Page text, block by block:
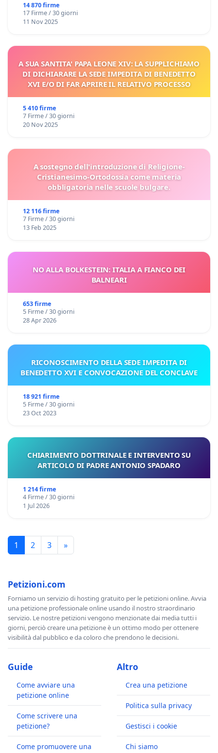
14 870 firme
17 Firme / 30 giorni
11 Nov 2025
A SUA SANTITA' PAPA LEONE XIV: LA SUPPLICHIAMO
DI DICHIARARE LA SEDE IMPEDITA DI BENEDETTO
XVI E/O DI FAR APRIRE IL RELATIVO PROCESSO
5 410 firme
7 Firme / 30 giorni
20 Nov 2025
A sostegno dell'introduzione di Religione-
Cristianesimo-Ortodossia come materia
obbligatoria nelle scuole bulgare.
12 116 firme
7 Firme / 30 giorni
13 Feb 2025
NO ALLA BOLKESTEIN: ITALIA A FIANCO DEI
BALNEARI
653 firme
5 Firme / 30 giorni
28 Apr 2026
RICONOSCIMENTO DELLA SEDE IMPEDITA DI
BENEDETTO XVI E CONVOCAZIONE DEL CONCLAVE
18 921 firme
5 Firme / 30 giorni
23 Oct 2023
CHIARIMENTO DOTTRINALE E INTERVENTO SU
ARTICOLO DI PADRE ANTONIO SPADARO
1 214 firme
4 Firme / 30 giorni
1 Jul 2026
1 2 3 »
Petizioni.com
Forniamo un servizio di hosting gratuito per le petizioni online. Avvia
una petizione professionale online usando il nostro straordinario
servizio. Le nostre petizioni vengono menzionate dai media tutti i
giorni, perciò creare una petizione è un ottimo modo per ottenere
visibilità dal pubblico e da coloro che prendono le decisioni.
Guide
Come avviare una
petizione online
Come scrivere una
petizione?
Come promuovere una
Altro
Crea una petizione
Politica sulla privacy
Gestisci i cookie
Chi siamo